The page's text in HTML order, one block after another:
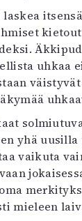
uhkaa
yhä
vaikuta
mieleen